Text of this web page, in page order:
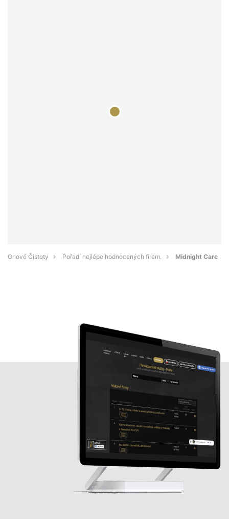
Orlové Čistoty Pořadí nejlépe hodnocených firem. Midnight Care